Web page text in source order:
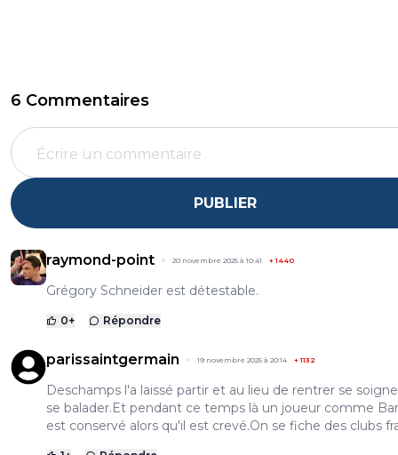
6 Commentaires
PUBLIER
raymond-point 20 novembre 2025 à 10:41 +1440
Grégory Schneider est détestable.
0+ Répondre
parissaintgermain 19 novembre 2025 à 20:14 +1132
Deschamps l'a laissé partir et au lieu de rentrer se
se balader.Et pendant ce temps là un joueur comme
est conservé alors qu'il est crevé.On se fiche des clubs